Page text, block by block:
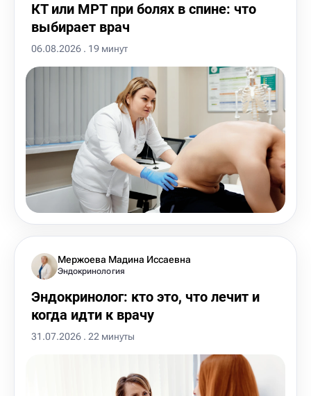
КТ или МРТ при болях в спине: что
выбирает врач
06.08.2026 . 19 минут
Мержоева Мадина Иссаевна
Эндокринология
Эндокринолог: кто это, что лечит и
когда идти к врачу
31.07.2026 . 22 минуты